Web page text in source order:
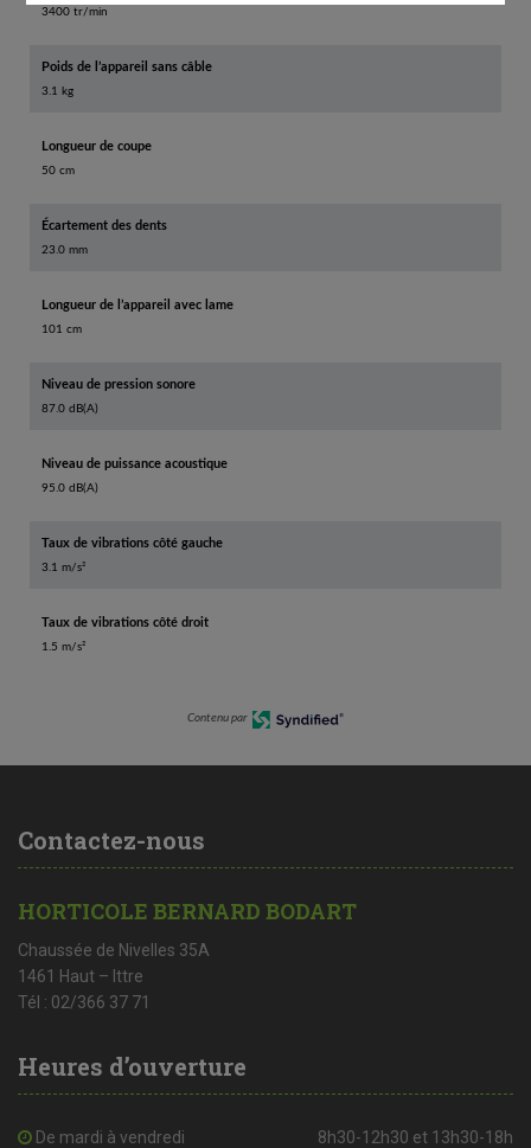
3400 tr/min
Poids de l’appareil sans câble
3.1 kg
Longueur de coupe
50 cm
Écartement des dents
23.0 mm
Longueur de l’appareil avec lame
101 cm
Niveau de pression sonore
87.0 dB(A)
Niveau de puissance acoustique
95.0 dB(A)
Taux de vibrations côté gauche
3.1 m/s²
Taux de vibrations côté droit
1.5 m/s²
Contenu par
Contactez-nous
HORTICOLE BERNARD BODART
Chaussée de Nivelles 35A
1461 Haut – Ittre
Tél : 02/366 37 71
Heures d’ouverture
De mardi à vendredi 8h30-12h30 et 13h30-18h